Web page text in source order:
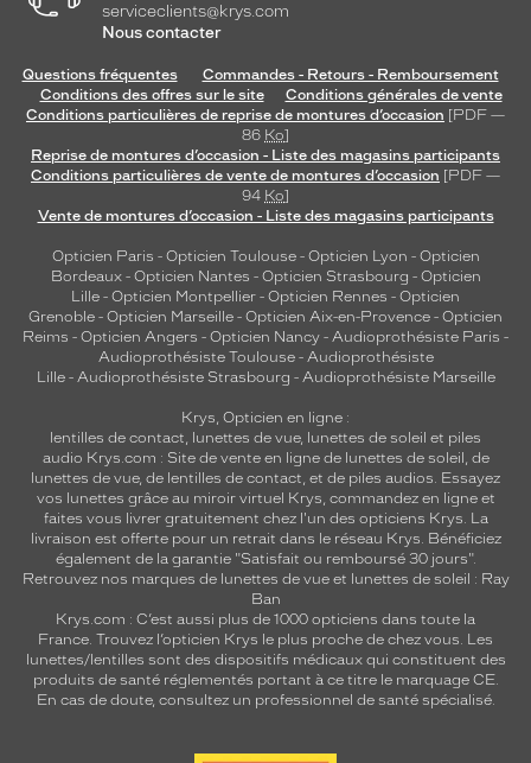
serviceclients@krys.com
Nous contacter
Questions fréquentes
Commandes - Retours - Remboursement
Conditions des offres sur le site
Conditions générales de vente
Conditions particulières de reprise de montures d’occasion [PDF —
86 Ko]
Reprise de montures d’occasion - Liste des magasins participants
Conditions particulières de vente de montures d’occasion [PDF —
94 Ko]
Vente de montures d’occasion - Liste des magasins participants
Opticien Paris - Opticien Toulouse- Opticien Lyon - Opticien
Bordeaux- Opticien Nantes - Opticien Strasbourg - Opticien
Lille - Opticien Montpellier - Opticien Rennes - Opticien
Grenoble - Opticien Marseille - Opticien Aix-en-Provence - Opticien
Reims - Opticien Angers - Opticien Nancy - Audioprothésiste Paris -
Audioprothésiste Toulouse- Audioprothésiste
Lille- Audioprothésiste Strasbourg - Audioprothésiste Marseille
Krys, Opticien en ligne :
lentilles de contact, lunettes de vue, lunettes de soleil et piles
audio Krys.com : Site de vente en ligne de lunettes de soleil, de
lunettes de vue, de lentilles de contact, et de piles audios. Essayez
vos lunettes grâce au miroir virtuel Krys, commandez en ligne et
faites vous livrer gratuitement chez l'un des opticiens Krys. La
livraison est offerte pour un retrait dans le réseau Krys. Bénéficiez
également de la garantie "Satisfait ou remboursé 30 jours".
Retrouvez nos marques de lunettes de vue et lunettes de soleil : Ray
Ban
Krys.com : C’est aussi plus de 1000 opticiens dans toute la
France. Trouvez l’opticien Krys le plus proche de chez vous. Les
lunettes/lentilles sont des dispositifs médicaux qui constituent des
produits de santé réglementés portant à ce titre le marquage CE.
En cas de doute, consultez un professionnel de santé spécialisé.